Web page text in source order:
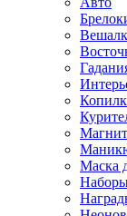
Маска